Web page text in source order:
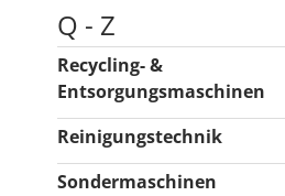
Q - Z
Recycling- &
Entsorgungsmaschinen
Reinigungstechnik
Sondermaschinen